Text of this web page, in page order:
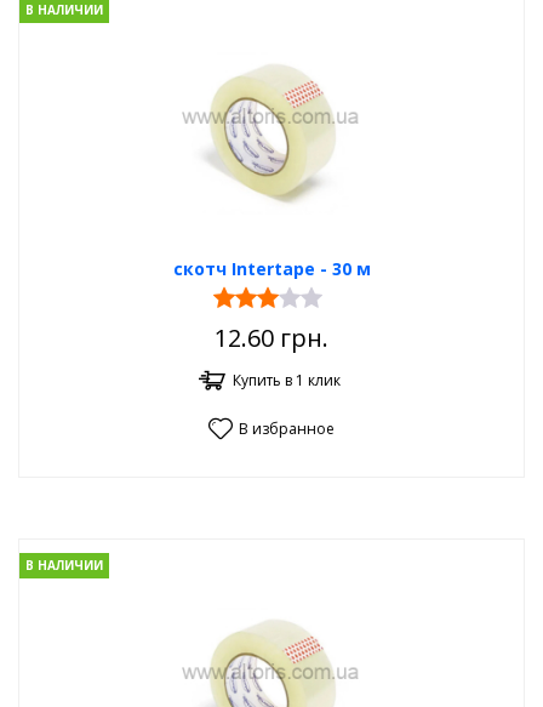
скотч Intertape - 30 м
В НАЛИЧИИ
12.60 грн.
Купить в 1 клик
В избранное
В НАЛИЧИИ